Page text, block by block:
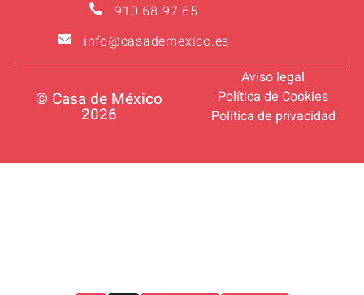
910 68 97 65
info@casademexico.es
© Casa de México
2026
Aviso legal
Política de Cookies
Política de privacidad